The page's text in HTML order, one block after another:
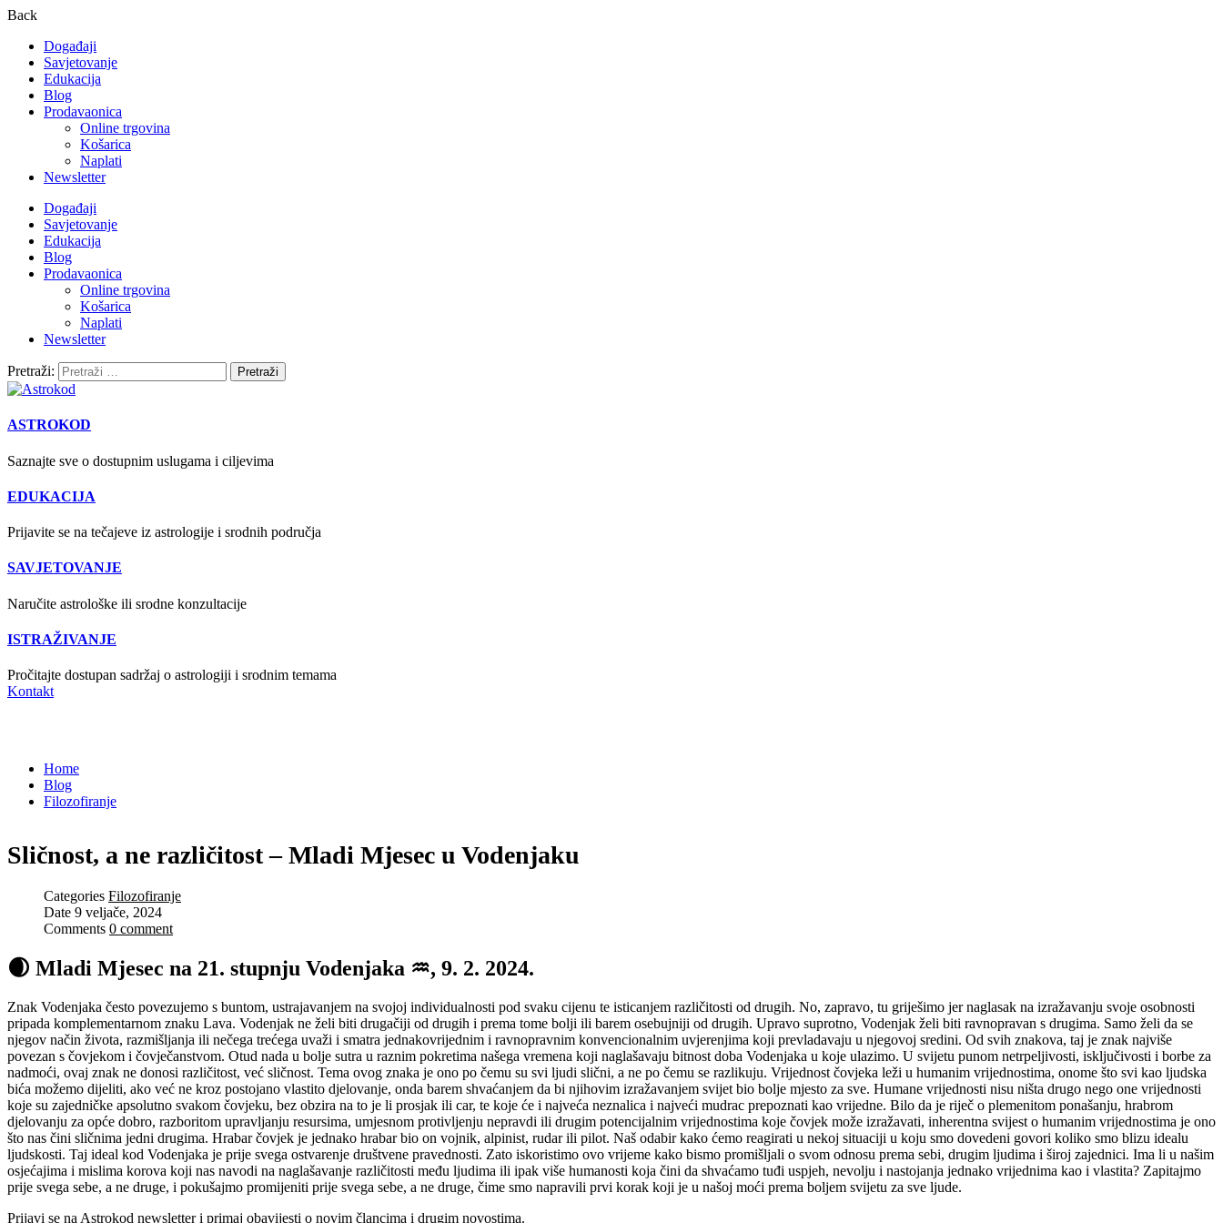
Back
Događaji
Savjetovanje
Edukacija
Blog
Prodavaonica
Online trgovina
Košarica
Naplati
Newsletter
Događaji
Savjetovanje
Edukacija
Blog
Prodavaonica
Online trgovina
Košarica
Naplati
Newsletter
Pretraži:
ASTROKOD
Saznajte sve o dostupnim uslugama i ciljevima
EDUKACIJA
Prijavite se na tečajeve iz astrologije i srodnih područja
SAVJETOVANJE
Naručite astrološke ili srodne konzultacije
ISTRAŽIVANJE
Pročitajte dostupan sadržaj o astrologiji i srodnim temama
Kontakt
Home
Blog
Filozofiranje
Sličnost, a ne različitost – Mladi Mjesec u Vodenjaku
Categories Filozofiranje
Date 9 veljače, 2024
Comments 0 comment
🌒 Mladi Mjesec na 21. stupnju Vodenjaka ♒, 9. 2. 2024.
Znak Vodenjaka često povezujemo s buntom, ustrajavanjem na svojoj individualnosti pod svaku cijenu te isticanjem različitosti od drugih. No, zapravo, tu griješimo jer naglasak na izražavanju svoje osobnosti
pripada komplementarnom znaku Lava. Vodenjak ne želi biti drugačiji od drugih i prema tome bolji ili barem osebujniji od drugih. Upravo suprotno, Vodenjak želi biti ravnopravan s drugima. Samo želi da se
njegov način života, razmišljanja ili nečega trećega uvaži i smatra jednakovrijednim i ravnopravnim konvencionalnim uvjerenjima koji prevladavaju u njegovoj sredini. Od svih znakova, taj je znak najviše
povezan s čovjekom i čovječanstvom. Otud nada u bolje sutra u raznim pokretima našega vremena koji naglašavaju bitnost doba Vodenjaka u koje ulazimo. U svijetu punom netrpeljivosti, isključivosti i borbe za
nadmoći, ovaj znak ne donosi različitost, već sličnost. Tema ovog znaka je ono po čemu su svi ljudi slični, a ne po čemu se razlikuju. Vrijednost čovjeka leži u humanim vrijednostima, onome što svi kao ljudska
bića možemo dijeliti, ako već ne kroz postojano vlastito djelovanje, onda barem shvaćanjem da bi njihovim izražavanjem svijet bio bolje mjesto za sve. Humane vrijednosti nisu ništa drugo nego one vrijednosti
koje su zajedničke apsolutno svakom čovjeku, bez obzira na to je li prosjak ili car, te koje će i najveća neznalica i najveći mudrac prepoznati kao vrijedne. Bilo da je riječ o plemenitom ponašanju, hrabrom
djelovanju za opće dobro, razboritom upravljanju resursima, umjesnom protivljenju nepravdi ili drugim potencijalnim vrijednostima koje čovjek može izražavati, inherentna svijest o humanim vrijednostima je ono
što nas čini sličnima jedni drugima. Hrabar čovjek je jednako hrabar bio on vojnik, alpinist, rudar ili pilot. Naš odabir kako ćemo reagirati u nekoj situaciji u koju smo dovedeni govori koliko smo blizu idealu
ljudskosti. Taj ideal kod Vodenjaka je prije svega ostvarenje društvene pravednosti. Zato iskoristimo ovo vrijeme kako bismo promišljali o svom odnosu prema sebi, drugim ljudima i široj zajednici. Ima li u našim
osjećajima i mislima korova koji nas navodi na naglašavanje različitosti među ljudima ili ipak više humanosti koja čini da shvaćamo tuđi uspjeh, nevolju i nastojanja jednako vrijednima kao i vlastita? Zapitajmo
prije svega sebe, a ne druge, i pokušajmo promijeniti prije svega sebe, a ne druge, čime smo napravili prvi korak koji je u našoj moći prema boljem svijetu za sve ljude.
Prijavi se na Astrokod newsletteri primaj obavijesti o novim člancima i drugim novostima.